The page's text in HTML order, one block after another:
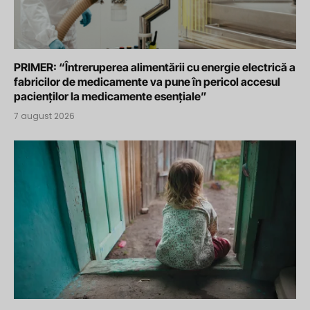
PRIMER: “Întreruperea alimentării cu energie electrică a
fabricilor de medicamente va pune în pericol accesul
pacienților la medicamente esențiale”
7 august 2026